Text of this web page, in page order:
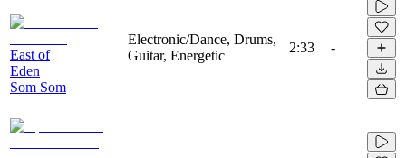
East of
Eden
Som Som
Electronic/Dance, Drums,
Guitar, Energetic
2:33 -